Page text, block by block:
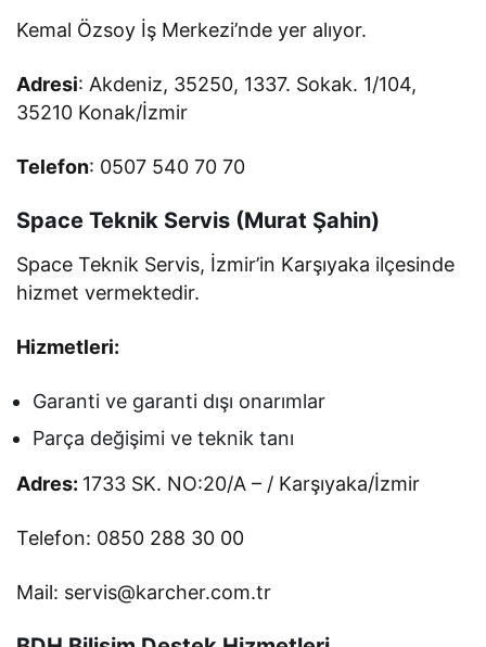
Kemal Özsoy İş Merkezi’nde yer alıyor.
Adresi: Akdeniz, 35250, 1337. Sokak. 1/104,
35210 Konak/İzmir
Telefon: 0507 540 70 70
Space Teknik Servis (Murat Şahin)
Space Teknik Servis, İzmir’in Karşıyaka ilçesinde
hizmet vermektedir.
Hizmetleri:
Garanti ve garanti dışı onarımlar
Parça değişimi ve teknik tanı
Adres: 1733 SK. NO:20/A – / Karşıyaka/İzmir
Telefon: 0850 288 30 00
Mail: servis@karcher.com.tr